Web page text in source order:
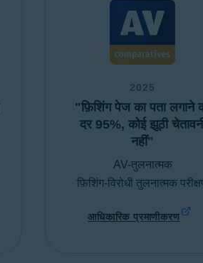
2025
"फ़िशिंग पेज का पता लगाने
दर 95%, कोई झूठी
नहीं"
AV-तुलनात्मक
फ़िशिंग-विरोधी तुलनात्मक
आधिकारिक प्रमाणीकरण